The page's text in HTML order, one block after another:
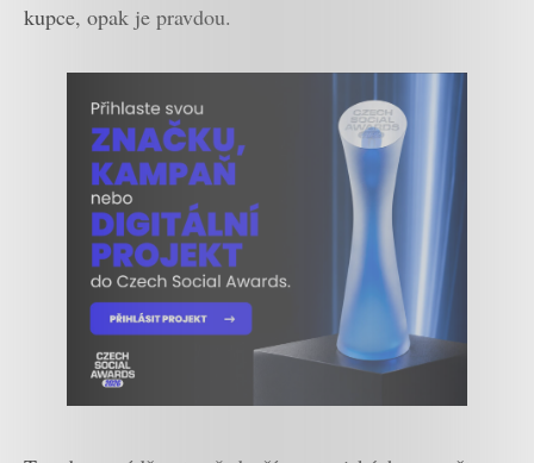
kupce, opak je pravdou.